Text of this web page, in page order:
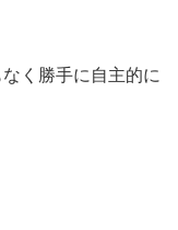
く勝手に自主的に